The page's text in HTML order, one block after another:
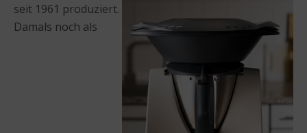
seit 1961 produziert.
Damals noch als